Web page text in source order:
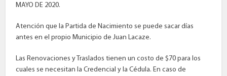
MAYO DE 2020.
Atención que la Partida de Nacimiento se puede sacar días
antes en el propio Municipio de Juan Lacaze.
Las Renovaciones y Traslados tienen un costo de $70 para los
cuales se necesitan la Credencial y la Cédula. En caso de